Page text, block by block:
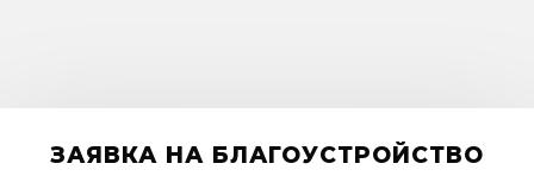
ЗАЯВКА НА БЛАГОУСТРОЙСТВО